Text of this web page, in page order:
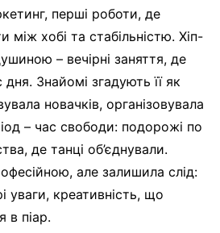
перші роботи, де
між хобі та стабільністю. Хіп-
– вечірні заняття, де
Знайомі згадують її як
новачків, організовувала
– час свободи: подорожі по
де танці об’єднували.
але залишила слід:
уваги, креативність, що
в піар.